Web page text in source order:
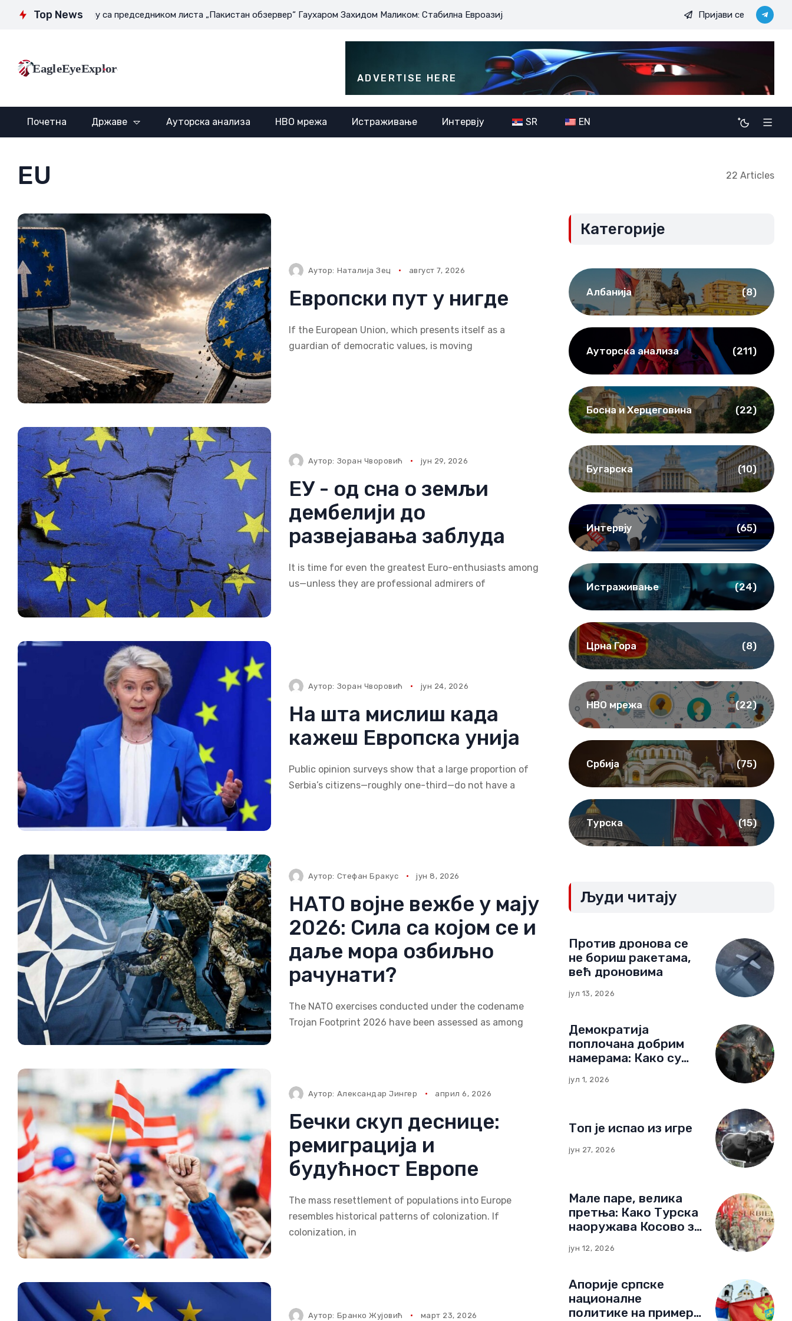
Top News
Интервју са председником листа „Пакистан обзервер“ Гаухаром Захидом Маликом: Стабилна Евроазија је у интересу свих Војно-политичке амбиције JDODC: Потенцијалне
Пријави се
EagleEyeExplore
ADVERTISE HERE
Почетна Државе Ауторска анализа НВО мрежа Истраживање Интервју SR EN
EU 22 Articles
Аутор: Наталија Зец август 7, 2026
Европски пут у нигде
If the European Union, which presents itself as a
guardian of democratic values, is moving
Аутор: Зоран Чворовић јун 29, 2026
ЕУ - од сна о земљи
дембелији до
развејавања заблуда
It is time for even the greatest Euro-enthusiasts among
us—unless they are professional admirers of
Аутор: Зоран Чворовић јун 24, 2026
На шта мислиш када
кажеш Европска унија
Public opinion surveys show that a large proportion of
Serbia’s citizens—roughly one-third—do not have a
Аутор: Стефан Бракус јун 8, 2026
НАТО војне вежбе у мају
2026: Сила са којом се и
даље мора озбиљно
рачунати?
The NATO exercises conducted under the codename
Trojan Footprint 2026 have been assessed as among
Аутор: Александар Јингер април 6, 2026
Бечки скуп деснице:
ремиграција и
будућност Европе
The mass resettlement of populations into Europe
resembles historical patterns of colonization. If
colonization, in
Аутор: Бранко Жујовић март 23, 2026
Категорије
Албанија (8)
Ауторска анализа (211)
Босна и Херцеговина (22)
Бугарска (10)
Интервју (65)
Истраживање (24)
Црна Гора (8)
НВО мрежа (22)
Србија (75)
Турска (15)
Људи читају
Против дронова се
не бориш ракетама,
већ дроновима
јул 13, 2026
Демократија
поплочана добрим
намерама: Како су
изградиле мрежу
јул 1, 2026
Топ је испао из игре
јун 27, 2026
Мале паре, велика
претња: Како Турска
наоружава Косово за
јун 12, 2026
Апорије српске
националне
политике на примеру